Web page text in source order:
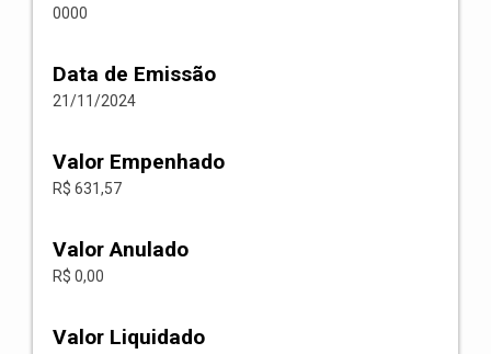
0000
Data de Emissão
21/11/2024
Valor Empenhado
R$ 631,57
Valor Anulado
R$ 0,00
Valor Liquidado